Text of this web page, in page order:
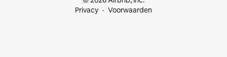
Privacy
Voorwaarden